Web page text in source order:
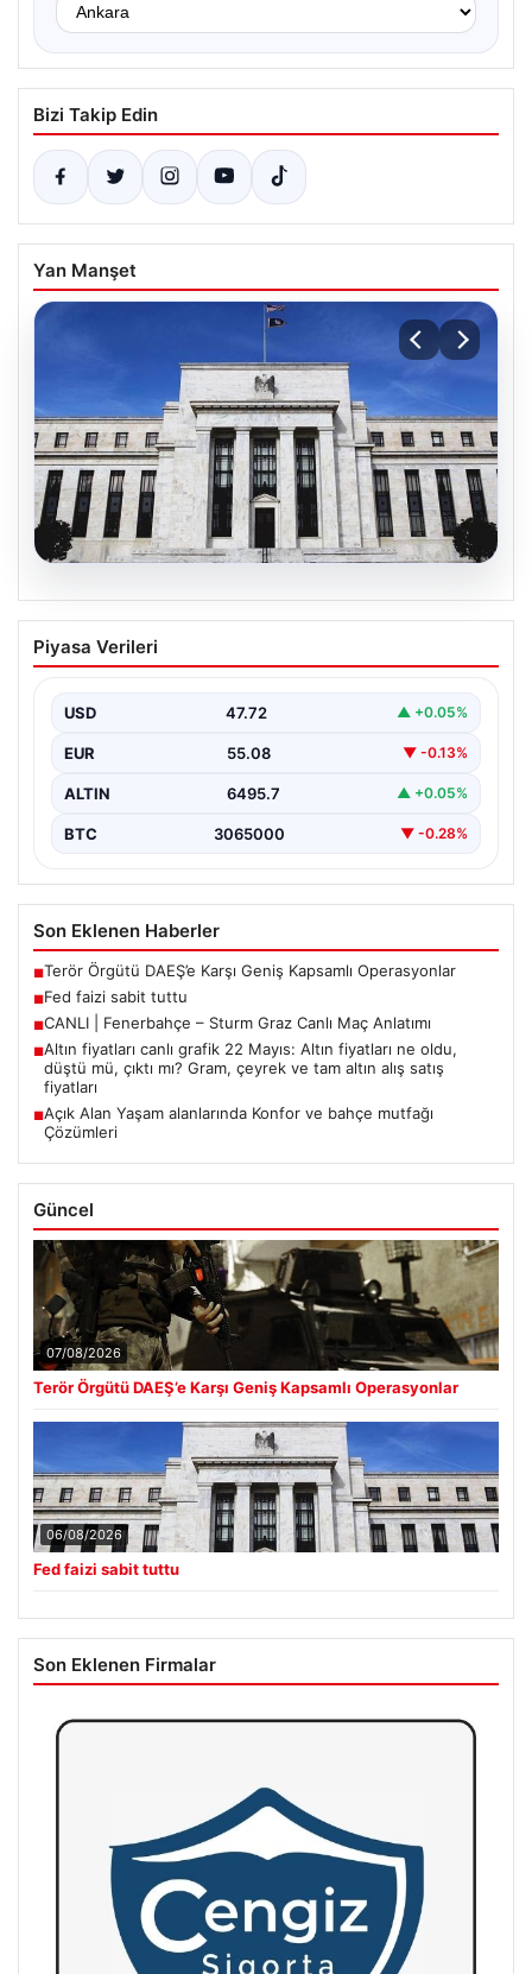
Bizi Takip Edin
Yan Manşet
Fed faizi sabit tuttu
Piyasa Verileri
USD 47.72 ▲ +0.05%
EUR 55.08 ▼ -0.13%
ALTIN 6495.7 ▲ +0.05%
BTC 3065000 ▼ -0.28%
Son Eklenen Haberler
■Terör Örgütü DAEŞ’e Karşı Geniş Kapsamlı Operasyonlar
■Fed faizi sabit tuttu
■CANLI | Fenerbahçe – Sturm Graz Canlı Maç Anlatımı
■Altın fiyatları canlı grafik 22 Mayıs: Altın fiyatları ne oldu,
düştü mü, çıktı mı? Gram, çeyrek ve tam altın alış satış
fiyatları
■Açık Alan Yaşam alanlarında Konfor ve bahçe mutfağı
Çözümleri
Güncel
07/08/2026
Terör Örgütü DAEŞ’e Karşı Geniş Kapsamlı Operasyonlar
06/08/2026
Fed faizi sabit tuttu
Son Eklenen Firmalar